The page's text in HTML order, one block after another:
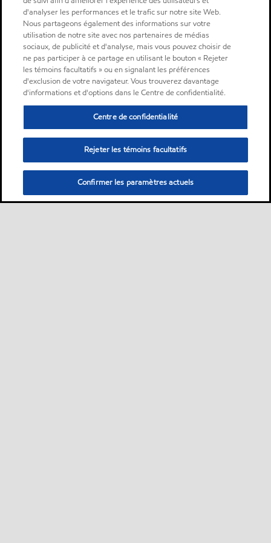
d'analyser les performances et le trafic sur notre site Web.
Nous partageons également des informations sur votre
utilisation de notre site avec nos partenaires de médias
sociaux, de publicité et d'analyse, mais vous pouvez choisir de
ne pas participer à ce partage en utilisant le bouton « Rejeter
les témoins facultatifs » ou en signalant les préférences
d'exclusion de votre navigateur. Vous trouverez davantage
d'informations et d'options dans le Centre de confidentialité.
Centre de confidentialité
Rejeter les témoins facultatifs
Confirmer les paramètres actuels